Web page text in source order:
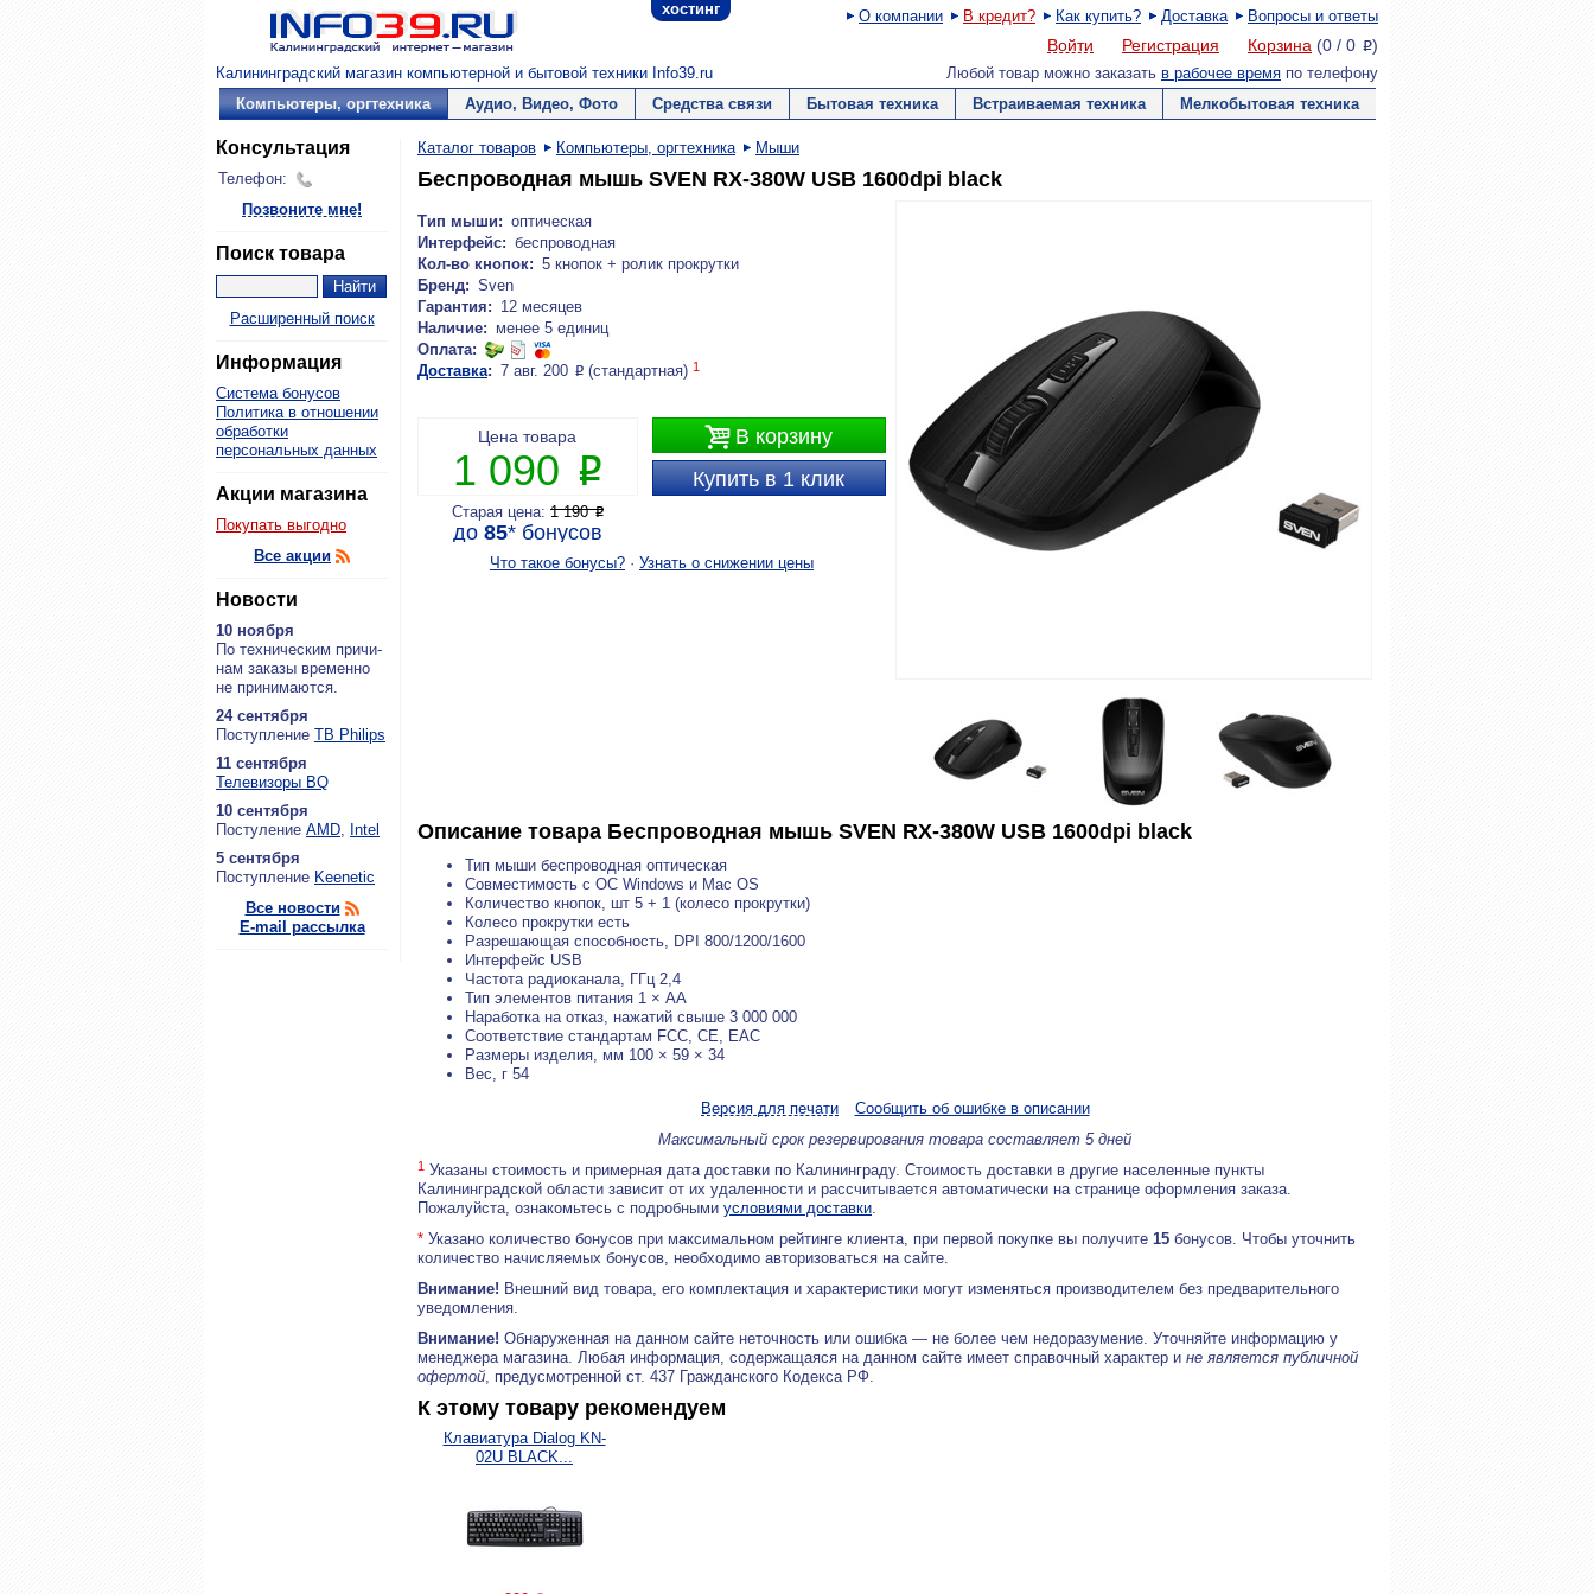
хостинг О компании В кредит? Как купить? Доставка Вопросы и ответы
Войти Регистрация Корзина (0 / 0 P)
Калининградский магазин компьютерной и бытовой техники Info39.ru Любой товар можно заказать в рабочее время по телефону
Компьютеры, оргтехника
Аудио, Видео, Фото Средства связи Бытовая техника Встраиваемая техника Мелкобытовая техника
Консультация
Телефон:
Позвоните мне!
Поиск товара
Расширенный поиск
Информация
Система бонусов
Политика в отношении
обработки
персональных данных
Акции магазина
Покупать выгодно
Все акции
Новости
10 ноября
По тех­ни­че­ским при­чи­
нам за­ка­зы вре­мен­но
не при­ни­ма­ют­ся.
24 сентября
По­ступ­ле­ние ТВ Philips
11 сентября
Теле­ви­зо­ры BQ
10 сентября
По­сту­ле­ние AMD, Intel
5 сентября
По­ступ­ле­ние Keenetic
Все новости
E-mail рассылка
Каталог товаров Компьютеры, оргтехника Мыши
Беспроводная мышь SVEN RX-380W USB 1600dpi black
Тип мыши: оптическая
Интерфейс: беспроводная
Кол-во кнопок: 5 кнопок + ролик прокрутки
Бренд: Sven
Гарантия: 12 месяцев
Наличие: менее 5 единиц
Оплата:
Доставка: 7 авг. 200 P(стандартная) 1
В корзину
Купить в 1 клик
Цена товара
1 090 P
Старая цена: 1 190P
до 85*бонусов
Что такое бонусы? · Узнать о снижении цены
Описание товара Беспроводная мышь SVEN RX-380W USB 1600dpi black
Тип мыши беспроводная оптическая
Совместимость c OC Windows и Mac OS
Количество кнопок, шт 5 + 1 (колесо прокрутки)
Колесо прокрутки есть
Разрешающая способность, DPI 800/1200/1600
Интерфейс USB
Частота радиоканала, ГГц 2,4
Тип элементов питания 1 × AA
Наработка на отказ, нажатий свыше 3 000 000
Соответствие стандартам FCC, CE, ЕАС
Размеры изделия, мм 100 × 59 × 34
Вес, г 54
Версия для печати
Сообщить об ошибке в описании
Максимальный срок резервирования товара составляет 5 дней
1 Указаны стоимость и примерная дата доставки по Калининграду. Стоимость доставки в другие населенные пункты
Калининградской области зависит от их удаленности и рассчитывается автоматически на странице оформления заказа.
Пожалуйста, ознакомьтесь с подробными условиями доставки.
* Указано количество бонусов при максимальном рейтинге клиента, при первой покупке вы получите 15 бонусов. Чтобы уточнить
количество начисляемых бонусов, необходимо авторизоваться на сайте.
Внимание! Внешний вид товара, его комплектация и характеристики могут изменяться производителем без предварительного
уведомления.
Внимание! Обнаруженная на данном сайте неточность или ошибка — не более чем недоразумение. Уточняйте информацию у
менеджера магазина. Любая информация, содержащаяся на данном сайте имеет справочный характер и не является публичной
офертой, предусмотренной ст. 437 Гражданского Кодекса РФ.
К этому товару рекомендуем
Клавиатура Dialog KN-
02U BLACK...